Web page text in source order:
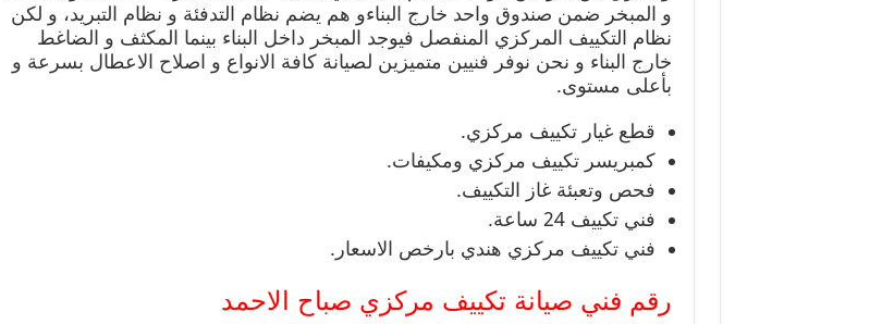
و المبخر ضمن صندوق واحد خارج البناءو هم يضم نظام التدفئة و نظام التبريد، و لكن
نظام التكييف المركزي المنفصل فيوجد المبخر داخل البناء بينما المكثف و الضاغط
خارج البناء و نحن نوفر فنيين متميزين لصيانة كافة الانواع و اصلاح الاعطال بسرعة و
بأعلى مستوى.
قطع غيار تكييف مركزي.
كمبريسر تكييف مركزي ومكيفات.
فحص وتعبئة غاز التكييف.
فني تكييف 24 ساعة.
فني تكييف مركزي هندي بارخص الاسعار.
رقم فني صيانة تكييف مركزي صباح الاحمد